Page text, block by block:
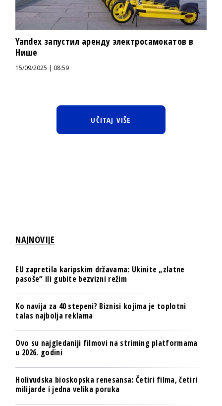
Yandex запустил аренду электросамокатов в
Нише
15/09/2025 | 08:59
UČITAJ VIŠE
NAJNOVIJE
EU zapretila karipskim državama: Ukinite „zlatne
pasoše“ ili gubite bezvizni režim
Ko navija za 40 stepeni? Biznisi kojima je toplotni
talas najbolja reklama
Ovo su najgledaniji filmovi na striming platformama
u 2026. godini
Holivudska bioskopska renesansa: Četiri filma, četiri
milijarde i jedna velika poruka